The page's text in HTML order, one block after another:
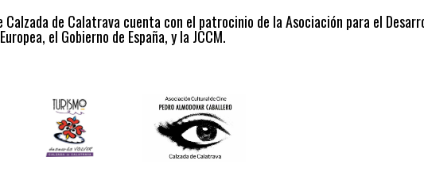
de Calatrava cuenta con el patrocinio de la Asociación para el
el Gobierno de España, y la JCCM.